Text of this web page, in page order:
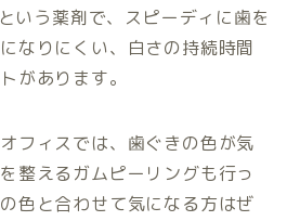
いう薬剤で、スピーディに歯を
なりにくい、白さの持続時間
があります。
フィスでは、歯ぐきの色が気
整えるガムピーリングも行っ
色と合わせて気になる方はぜ